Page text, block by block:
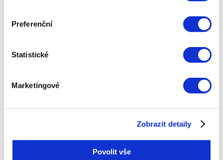
Preferenční
Statistické
Marketingové
Zobrazit detaily
Povolit vše
zpravidla dražší než klasické bankovní půjčky.
Proto je důležité se předem seznámit s
půjčku.
doby splatnosti půjčky a že ji budete schopni
včas splatit. Některé půjčky na ruku mají velmi
Poplatky za prodloužení půjčky – Pokud
nebudete schopni půjčku včas splatit, zjistěte si
předem, jaké jsou poplatky za prodloužení